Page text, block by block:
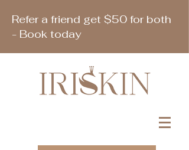
Refer a friend get $50 for both
- Book today